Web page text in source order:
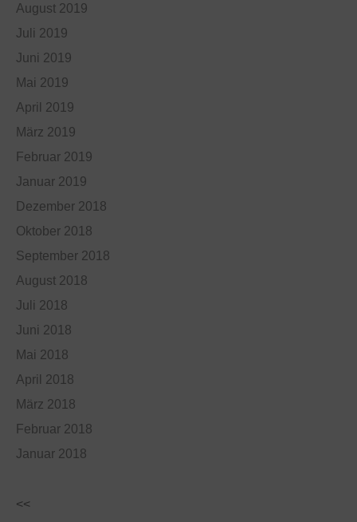
August 2019
Juli 2019
Juni 2019
Mai 2019
April 2019
März 2019
Februar 2019
Januar 2019
Dezember 2018
Oktober 2018
September 2018
August 2018
Juli 2018
Juni 2018
Mai 2018
April 2018
März 2018
Februar 2018
Januar 2018
<<